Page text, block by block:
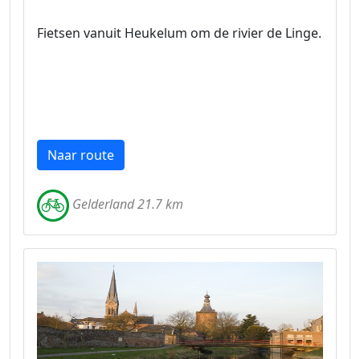
Fietsen vanuit Heukelum om de rivier de Linge.
Naar route
Gelderland 21.7 km